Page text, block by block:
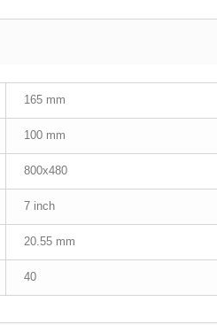
165 mm
100 mm
800x480
7 inch
20.55 mm
40